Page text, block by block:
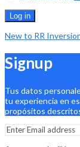
Log in
New to RR
Signup
Tus datos
tu experiencia en
propósitos